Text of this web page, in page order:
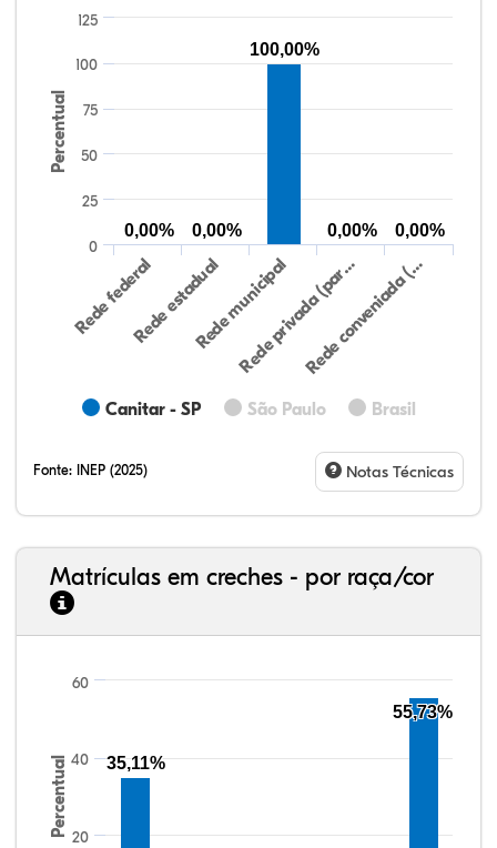
Percentual
Canitar - SP São Paulo Brasil
Rede federalRede estadualRede municipal
Rede privada (par…Rede conveniada (…
0
25
50
75
100
125
0,00% 0,00%
100,00%
0,00% 0,00%
Fonte: INEP (2025) Notas Técnicas
Matrículas em creches - por raça/cor
Percentual 20
40
60
35,11%
55,73%